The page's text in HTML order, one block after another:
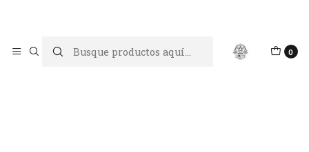
0
Inicio Blog Litha: El Solsticio de Verano